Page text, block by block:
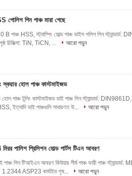
পিন পাঞ্চ মারা গেছে
B পাঞ্চ HSS, স্ট্যাম্পিং মোল্ড পাঞ্চ ডাইস পলিশ পিন
চিকিত্সা: TiN, TiCN, ...
আরো পড়ুন
হোল পাঞ্চ কাস্টমাইজড
হোল পাঞ্চ টুলিং কাস্টমাইজড ডাই পাঞ্চ পিন স্ট্যান্ডার্ড:
ডাই পাঞ্চগুলি সাধারণত উ...
আরো পড়ুন
পালিশ প্রিসিশন মোল্ড পার্টস টিএন আবরণ
পাঞ্চ পিন টিআইএন আবরণ কিউয়ার শীর্ষ পাঞ্চ ভারী পাঞ্চ
ASP23 কার্বাইড পৃষ...
আরো পড়ুন